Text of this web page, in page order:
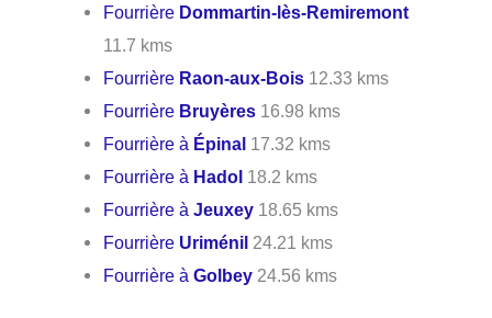
Fourrière Dommartin-lès-Remiremont
11.7 kms
Fourrière Raon-aux-Bois 12.33 kms
Fourrière Bruyères 16.98 kms
Fourrière à Épinal 17.32 kms
Fourrière à Hadol 18.2 kms
Fourrière àJeuxey 18.65 kms
Fourrière Uriménil 24.21 kms
Fourrière àGolbey 24.56 kms